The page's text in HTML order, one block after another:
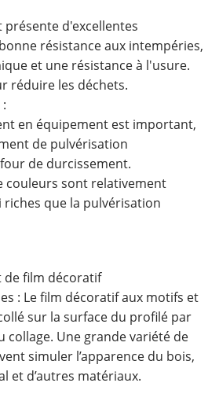
d'excellentes
résistance aux intempéries,
et une résistance à l'usure.
réduire les déchets.
en équipement est important,
de pulvérisation
de durcissement.
couleurs sont relativement
riches que la pulvérisation
film décoratif
: Le film décoratif aux motifs et
sur la surface du profilé par
collage. Une grande variété de
simuler l’apparence du bois,
et d’autres matériaux.